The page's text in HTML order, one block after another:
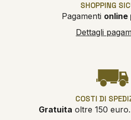
SHOPPING
Pagamenti
Dettagli
COSTI DI
Gratuita oltre 150